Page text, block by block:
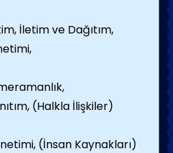
İletim ve Dağıtım,
(Halkla İlişkiler)
(İnsan Kaynakları)